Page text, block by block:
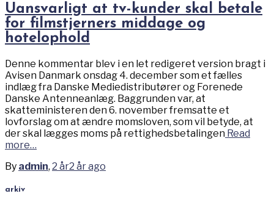
Uansvarligt at tv-kunder skal betale
for filmstjerners middage og
hotelophold
Denne kommentar blev i en let redigeret version bragt i
Avisen Danmark onsdag 4. december som et fælles
indlæg fra Danske Mediedistributører og Forenede
Danske Antenneanlæg. Baggrunden var, at
skatteministeren den 6. november fremsatte et
lovforslag om at ændre momsloven, som vil betyde, at
der skal lægges moms på rettighedsbetalingen Read
more…
By admin, 2 år2 årago
arkiv